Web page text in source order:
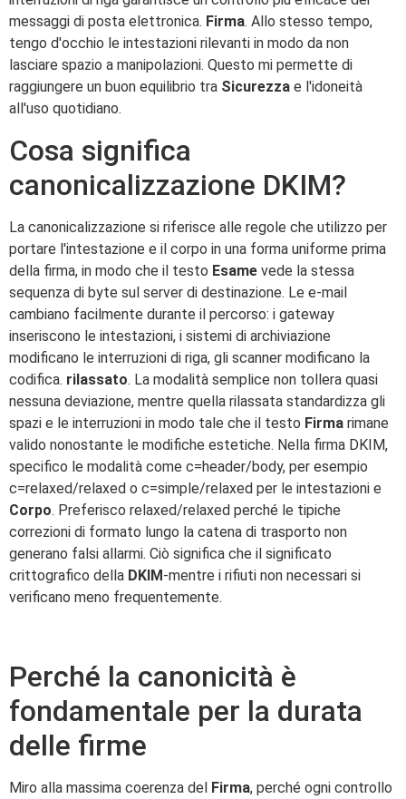
messaggi di posta elettronica. Firma. Allo stesso tempo,
tengo d'occhio le intestazioni rilevanti in modo da non
lasciare spazio a manipolazioni. Questo mi permette di
raggiungere un buon equilibrio tra Sicurezza e l'idoneità
all'uso quotidiano.
Cosa significa
canonicalizzazione DKIM?
La canonicalizzazione si riferisce alle regole che utilizzo per
portare l'intestazione e il corpo in una forma uniforme prima
della firma, in modo che il testo Esame vede la stessa
sequenza di byte sul server di destinazione. Le e-mail
cambiano facilmente durante il percorso: i gateway
inseriscono le intestazioni, i sistemi di archiviazione
modificano le interruzioni di riga, gli scanner modificano la
codifica. rilassato. La modalità semplice non tollera quasi
nessuna deviazione, mentre quella rilassata standardizza gli
spazi e le interruzioni in modo tale che il testo Firma rimane
valido nonostante le modifiche estetiche. Nella firma DKIM,
specifico le modalità come c=header/body, per esempio
c=relaxed/relaxed o c=simple/relaxed per le intestazioni e
Corpo. Preferisco relaxed/relaxed perché le tipiche
correzioni di formato lungo la catena di trasporto non
generano falsi allarmi. Ciò significa che il significato
crittografico della DKIM-mentre i rifiuti non necessari si
verificano meno frequentemente.
Perché la canonicità è
fondamentale per la durata
delle firme
Miro alla massima coerenza del Firma, perché ogni controllo